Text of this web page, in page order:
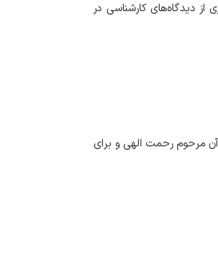
دیدگاه‌های کارشناسی در
آن مرحوم رحمت الهی و برای